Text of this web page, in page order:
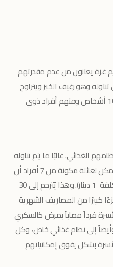
مخيم غزة يعانون من عدم مقدرتهم
وهو رغيف الخبز ويتراوح
عدد أفراد الأسرة الواحدة بين 5-10 أشخاص ومنهم أفراد ذوي
الغذائي. غالبًا ما يتم تناوله
على الإفطار والغداء والعشاء، ويمكن لعائلة مكونة من 7 أفراد أن
تستهلك 2 كيلو من الخبز يوميًا (بتكلفة 1 دينار). وهذا يُترجم إلى 30
كبيرًا من المصاريف الشهرية
فرداً مصاباً بمرض كالسكري
إلى نظام غذائي خاص، وكل
بشكل يفوق إمكانياتهم